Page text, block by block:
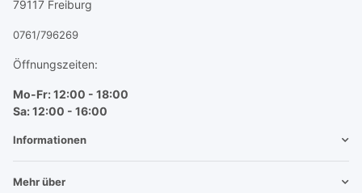
79117 Freiburg
0761/796269
Öffnungszeiten:
Mo-Fr: 12:00 - 18:00
Sa: 12:00 - 16:00
Informationen
Mehr über